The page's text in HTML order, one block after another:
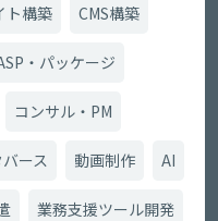
ト構築 CMS構築
・パッケージ
コンサル・PM
ース 動画制作 AI
業務支援ツール開発